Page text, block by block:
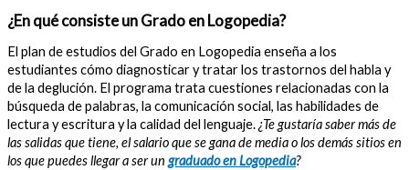
¿En qué consiste un Grado en Logopedia?
El plan de estudios del Grado en Logopedia enseña a los
estudiantes cómo diagnosticar y tratar los trastornos del habla y
de la deglución. El programa trata cuestiones relacionadas con la
búsqueda de palabras, la comunicación social, las habilidades de
lectura y escritura y la calidad del lenguaje.¿Te gustaría saber más de
las salidas que tiene, el salario que se gana de media o los demás sitios en
los que puedes llegar a ser un graduado en Logopedia?